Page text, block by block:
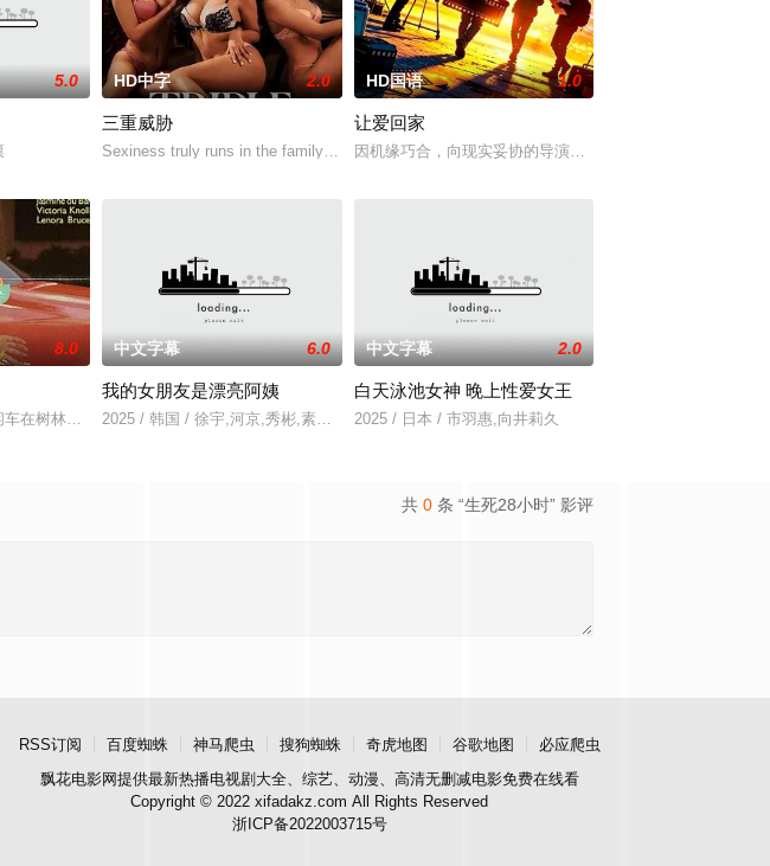
5.0 HD中字 2.0
三重威胁
Sexiness truly runs in the family. Get to know VMX A-listers and
HD国语 1.0
让爱回家
因机缘巧合，向现实妥协的导演朱达仁萌生拍一部《河南人
的警方封锁，令两人被迫困在奥克兰的公寓里，不得不朝夕共处。长夜漫漫，诡异怪
8.0
在树林里度假。他们在落基山脉玩得很开心，在湖边划船，晒日光浴，赤裸裸地到处跑。他们遇到了一个伐木
中文字幕 6.0
我的女朋友是漂亮阿姨
2025 / 韩国 / 徐宇,河京,秀彬,素美,崔敏浩,时宇,金东宇,韩蔚
中文字幕 2.0
白天泳池女神 晚上性爱女王
2025 / 日本 / 市羽惠,向井莉久
共 0 条 “生死28小时” 影评
RSS订阅 百度蜘蛛 神马爬虫 搜狗蜘蛛 奇虎地图 谷歌地图
必应爬虫
飘花电影网提供最新热播电视剧大全、综艺、动漫、高清无删减电影免费在线看
Copyright © 2022 xifadakz.com All Rights Reserved
浙ICP备2022003715号